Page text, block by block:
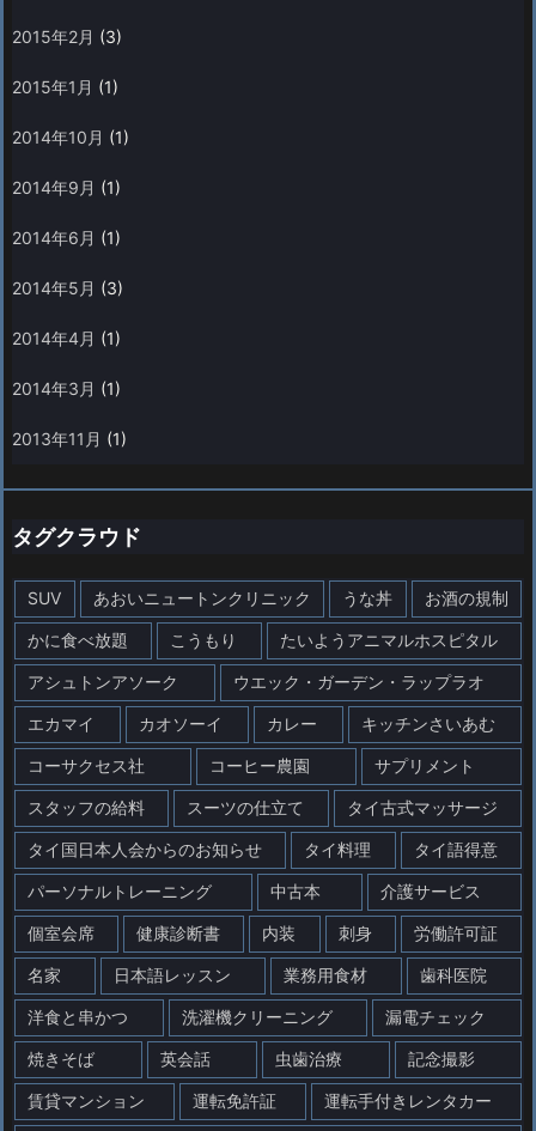
2015年2月 (3)
2015年1月 (1)
2014年10月 (1)
2014年9月 (1)
2014年6月 (1)
2014年5月 (3)
2014年4月 (1)
2014年3月 (1)
2013年11月 (1)
タグクラウド
SUV あおいニュートンクリニック うな丼 お酒の規制
かに食べ放題 こうもり たいようアニマルホスピタル
アシュトンアソーク ウエック・ガーデン・ラップラオ
エカマイ カオソーイ カレー キッチンさいあむ
コーサクセス社 コーヒー農園 サプリメント
スタッフの給料 スーツの仕立て タイ古式マッサージ
タイ国日本人会からのお知らせ タイ料理 タイ語得意
パーソナルトレーニング 中古本 介護サービス
個室会席 健康診断書 内装 刺身 労働許可証
名家 日本語レッスン 業務用食材 歯科医院
洋食と串かつ 洗濯機クリーニング 漏電チェック
焼きそば 英会話 虫歯治療 記念撮影
賃貸マンション 運転免許証 運転手付きレンタカー